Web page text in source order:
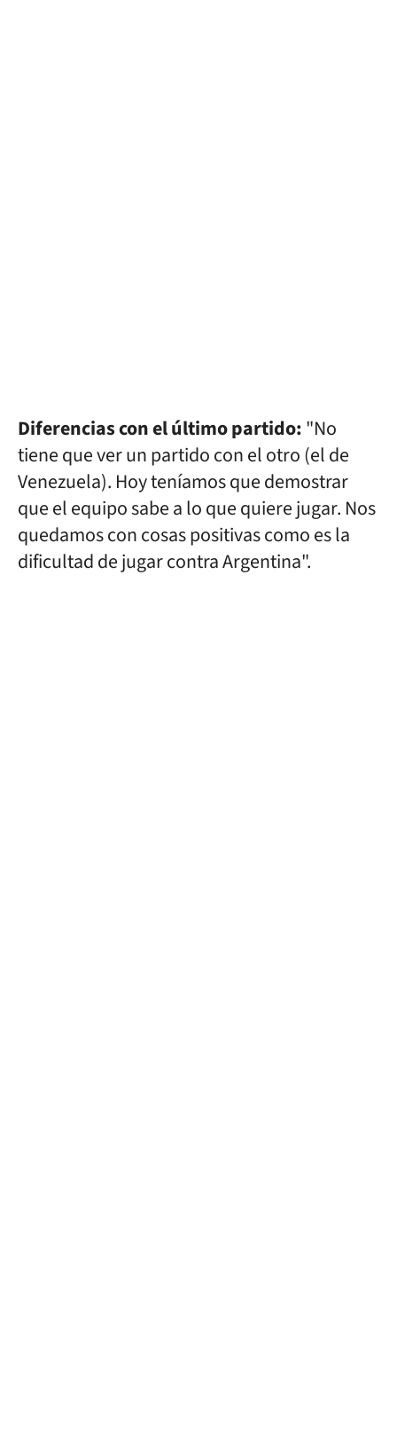
Diferencias con el último partido:"No
tiene que ver un partido con el otro (el de
Venezuela). Hoy teníamos que demostrar
que el equipo sabe a lo que quiere jugar. Nos
quedamos con cosas positivas como es la
dificultad de jugar contra Argentina".